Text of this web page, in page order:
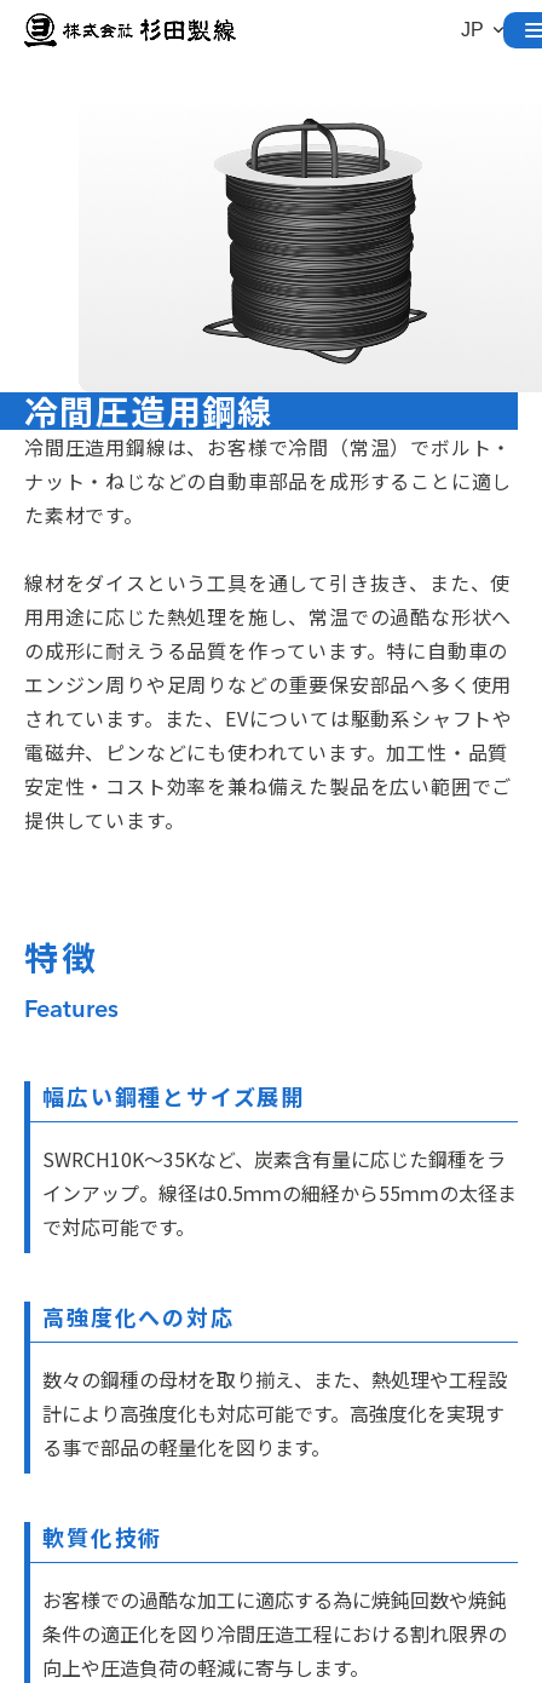
冷間圧造用鋼線
冷間圧造用鋼線は、お客様で冷間（常温）でボルト・
ナット・ねじなどの自動車部品を成形することに適し
た素材です。
線材をダイスという工具を通して引き抜き、また、使
用用途に応じた熱処理を施し、常温での過酷な形状へ
の成形に耐えうる品質を作っています。特に自動車の
エンジン周りや足周りなどの重要保安部品へ多く使用
されています。また、EVについては駆動系シャフトや
電磁弁、ピンなどにも使われています。加工性・品質
安定性・コスト効率を兼ね備えた製品を広い範囲でご
提供しています。
特徴
Features
幅広い鋼種とサイズ展開
SWRCH10K〜35Kなど、炭素含有量に応じた鋼種をラ
インアップ。線径は0.5ｍｍの細経から55ｍｍの太径ま
で対応可能です。
高強度化への対応
数々の鋼種の母材を取り揃え、また、熱処理や工程設
計により高強度化も対応可能です。高強度化を実現す
る事で部品の軽量化を図ります。
軟質化技術
お客様での過酷な加工に適応する為に焼鈍回数や焼鈍
条件の適正化を図り冷間圧造工程における割れ限界の
向上や圧造負荷の軽減に寄与します。